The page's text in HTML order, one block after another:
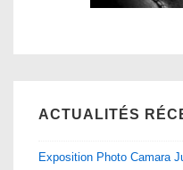
ACTUALITÉS
Exposition Photo Camara